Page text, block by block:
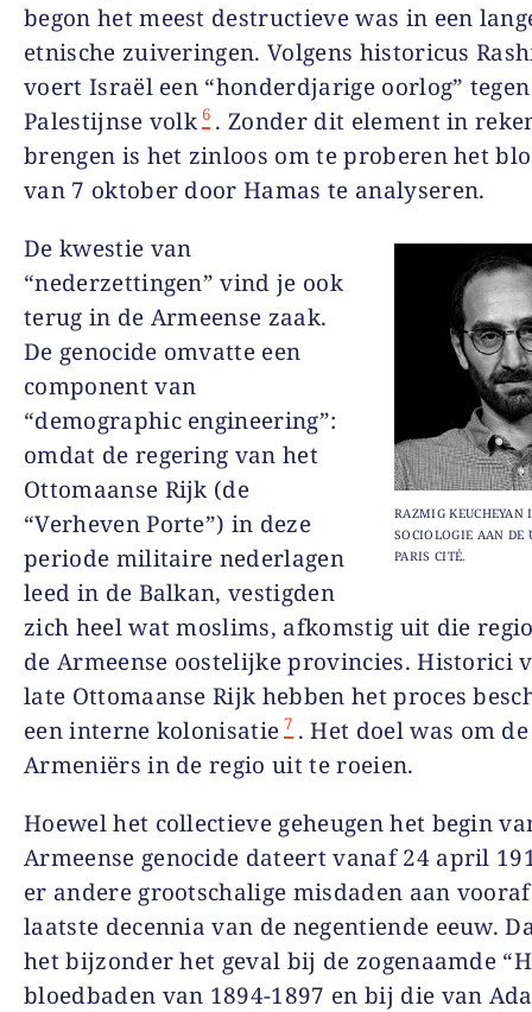
begon het meest destructieve was in een
etnische zuiveringen. Volgens historicus
voert Israël een “honderdjarige oorlog”
Palestijnse volk 6 . Zonder dit element in
brengen is het zinloos om te proberen het
van 7 oktober door Hamas te analyseren.
RAZMIG KEUCHEYAN
SOCIOLOGIE AAN DE
PARIS CITÉ.
De kwestie van
“nederzettingen” vind je ook
terug in de Armeense zaak.
De genocide omvatte een
component van
“demographic engineering”:
omdat de regering van het
Ottomaanse Rijk (de
“Verheven Porte”) in deze
periode militaire nederlagen
leed in de Balkan, vestigden
zich heel wat moslims, afkomstig uit die
de Armeense oostelijke provincies. Historici
late Ottomaanse Rijk hebben het proces
een interne kolonisatie 7 . Het doel was om de
Armeniërs in de regio uit te roeien.
Hoewel het collectieve geheugen het begin
Armeense genocide dateert vanaf 24 april
er andere grootschalige misdaden aan
laatste decennia van de negentiende eeuw.
het bijzonder het geval bij de zogenaamde
bloedbaden van 1894-1897 en bij die van